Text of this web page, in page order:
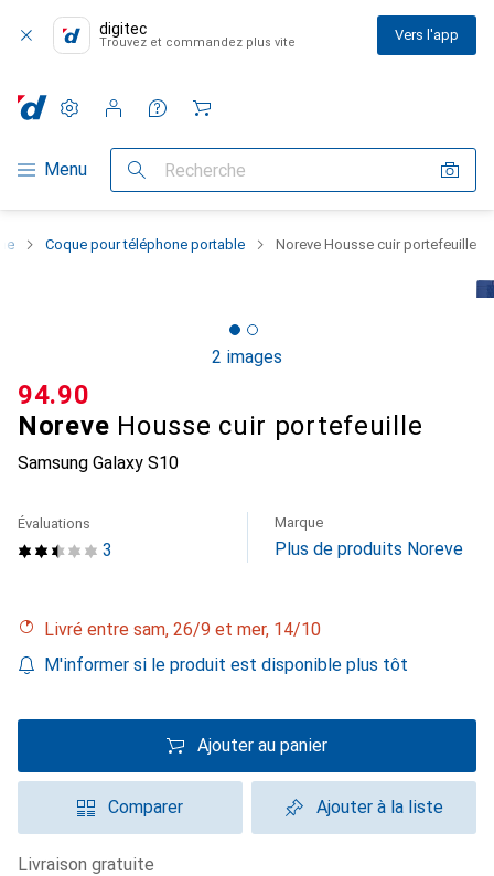
digitec
Trouvez et commandez plus vite Vers l'app
Navigation par catégorie
Menu Recherche
Paramètres
Compte client
Listes de comparaison
Listes d'envies
Panier
Coque pour téléphone portable Noreve Housse cuir portefeuille
2 images
Noreve Housse cuir portefeuille
Samsung Galaxy S10
CHF
94.90
3
Évaluations Marque
Plus de produits Noreve
Livré entre sam, 26/9 et mer, 14/10
M'informer si le produit est disponible plus tôt
Ajouter au panier
Comparer Ajouter à la liste
livraison gratuite